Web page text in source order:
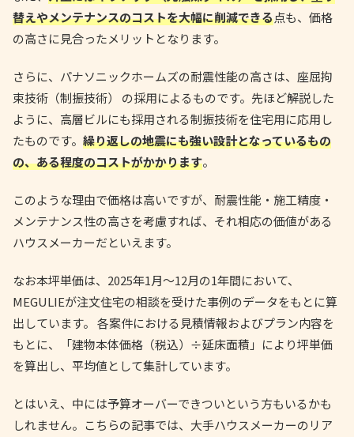
替えやメンテナンスのコストを大幅に削減できる点も、価格
の高さに見合ったメリットとなります。
さらに、パナソニックホームズの耐震性能の高さは、座屈拘
束技術（制振技術） の採用によるものです。先ほど解説した
ように、高層ビルにも採用される制振技術を住宅用に応用し
たものです。 繰り返しの地震にも強い設計となっているもの
の、ある程度のコストがかかります。
このような理由で価格は高いですが、耐震性能・施工精度・
メンテナンス性の高さを考慮すれば、それ相応の価値がある
ハウスメーカーだといえます。
なお本坪単価は、2025年1月〜12月の1年間において、
MEGULIEが注文住宅の相談を受けた事例のデータをもとに算
出しています。 各案件における見積情報およびプラン内容を
もとに、「建物本体価格（税込）÷延床面積」により坪単価
を算出し、平均値として集計しています。
とはいえ、中には予算オーバーできついという方もいるかも
しれません。こちらの記事では、大手ハウスメーカーのリア